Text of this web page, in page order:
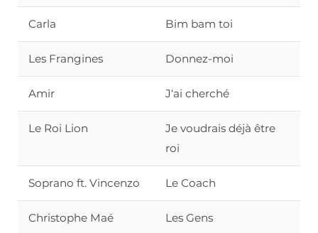
Carla Bim bam toi
Les Frangines Donnez-moi
Amir J‘ai cherché
Le Roi Lion
Je voudrais déjà être
roi
Soprano ft. Vincenzo Le Coach
Christophe Maé Les Gens